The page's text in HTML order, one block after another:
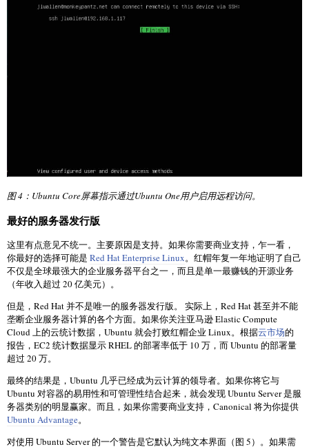
图 4：Ubuntu Core屏幕指示通过Ubuntu One用户启用远程访问。
最好的服务器发行版
这里有点意见不统一。主要原因是支持。如果你需要商业支持，乍一看，
你最好的选择可能是 Red Hat Enterprise Linux。红帽年复一年地证明了自己
不仅是全球最强大的企业服务器平台之一，而且是单一最赚钱的开源业务
（年收入超过 20 亿美元）。
但是，Red Hat 并不是唯一的服务器发行版。 实际上，Red Hat 甚至并不能
垄断企业服务器计算的各个方面。如果你关注亚马逊 Elastic Compute
Cloud 上的云统计数据，Ubuntu 就会打败红帽企业 Linux。根据云市场的
报告，EC2 统计数据显示 RHEL 的部署率低于 10 万，而 Ubuntu 的部署量
超过 20 万。
最终的结果是，Ubuntu 几乎已经成为云计算的领导者。如果你将它与
Ubuntu 对容器的易用性和可管理性结合起来，就会发现 Ubuntu Server 是服
务器类别的明显赢家。而且，如果你需要商业支持，Canonical 将为你提供
Ubuntu Advantage。
对使用 Ubuntu Server 的一个警告是它默认为纯文本界面（图 5）。如果需